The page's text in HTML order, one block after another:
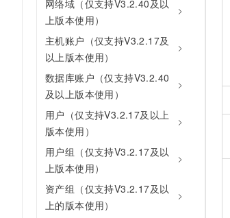
网络域（仅支持V3.2.40及以
上版本使用）
主机账户（仅支持V3.2.17及
以上版本使用）
数据库账户（仅支持V3.2.40
及以上版本使用）
用户（仅支持V3.2.17及以上
版本使用）
用户组（仅支持V3.2.17及以
上版本使用）
资产组（仅支持V3.2.17及以
上的版本使用）